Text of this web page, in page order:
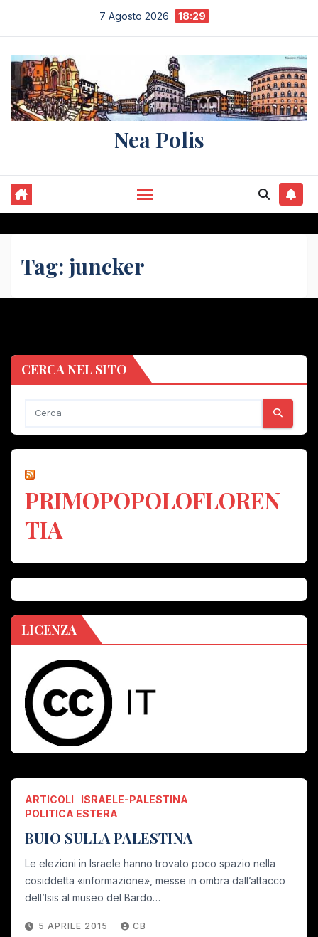
contenuto
7 Agosto 2026 18:29
Nea Polis
Tag: juncker
CERCA NEL SITO
PRIMOPOPOLOFLOREN
TIA
LICENZA
ARTICOLI
ISRAELE-PALESTINA
POLITICA ESTERA
BUIO SULLA PALESTINA
Le elezioni in Israele hanno trovato poco spazio nella
cosiddetta «informazione», messe in ombra dall’attacco
dell’Isis al museo del Bardo…
5 APRILE 2015 CB